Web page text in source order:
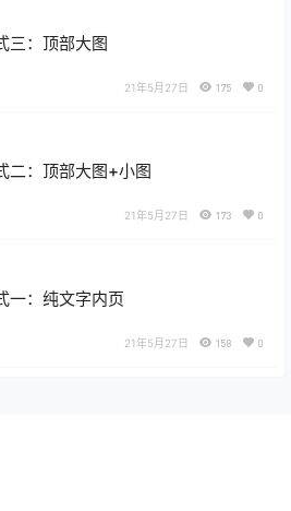
三：顶部大图
21年5月27日 175 0
二：顶部大图+小图
21年5月27日 173 0
一：纯文字内页
21年5月27日 158 0